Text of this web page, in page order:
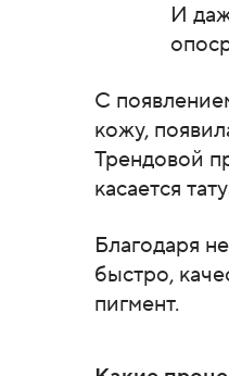
И
С
кожу,
Трендовой
касается
Благодаря
быстро,
пигмент.